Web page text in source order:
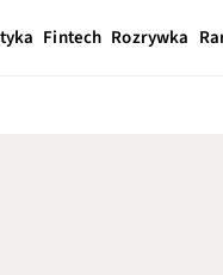
Fintech Rozrywka